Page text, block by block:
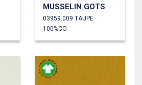
MUSSELIN GOTS
03959.009 TAUPE
100%CO